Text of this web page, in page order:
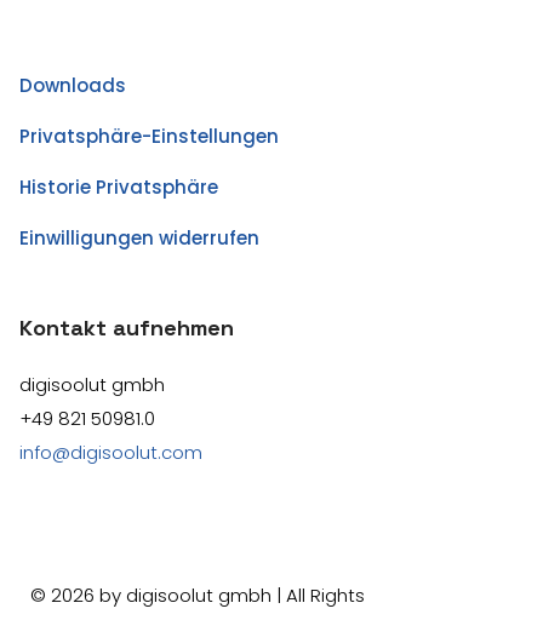
Downloads
Privatsphäre-Einstellungen
Historie Privatsphäre
Einwilligungen widerrufen
Kontakt aufnehmen
digisoolut gmbh
+49 821 50981.0
info@digisoolut.com
©2026 by digisoolut gmbh | All Rights